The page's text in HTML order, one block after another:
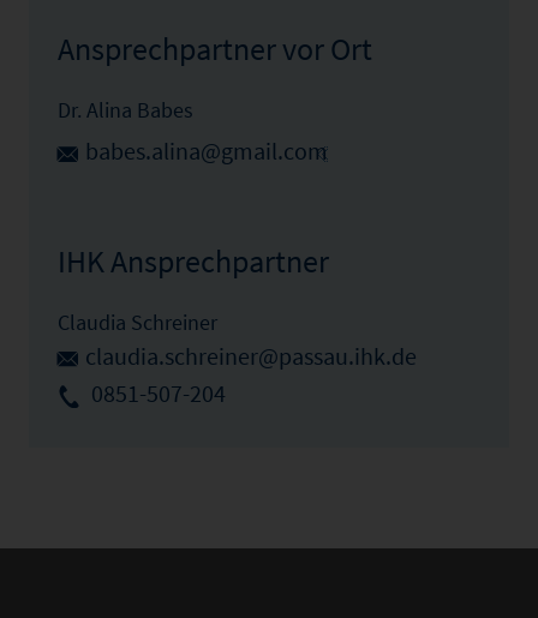
Ansprechpartner vor Ort
Dr. Alina Babes
babes.alina@gmail.com
IHK Ansprechpartner
Claudia Schreiner
claudia.schreiner@passau.ihk.de
0851-507-204